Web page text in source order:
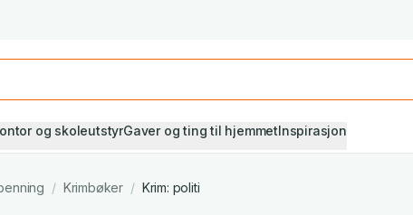
og skoleutstyrGaver og ting til hjemmetInspirasjon
/ Krimbøker / Krim: politi